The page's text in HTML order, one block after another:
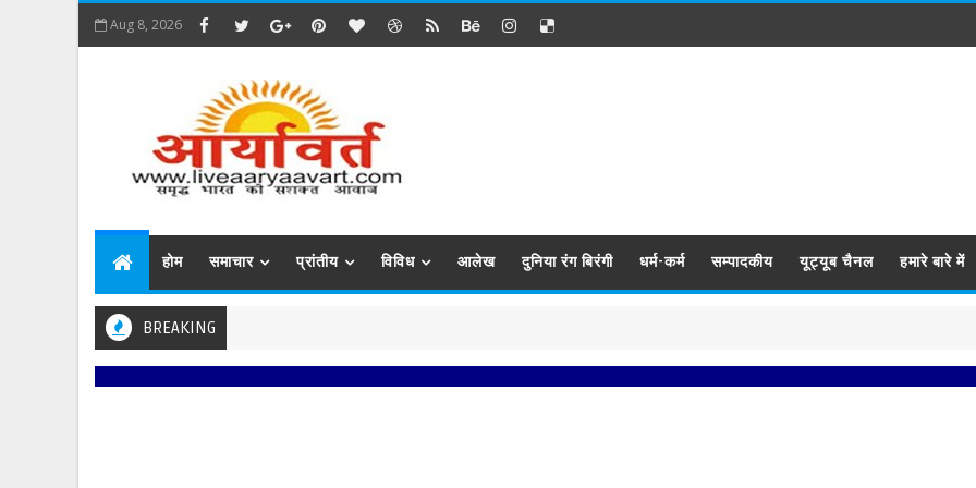
Aug 8, 2026
होम समाचार प्रांतीय विविध आलेख दुनिया रंग बिरंगी धर्म-कर्म सम्पादकीय यूट्यूब चैनल हमारे बारे में
BREAKING